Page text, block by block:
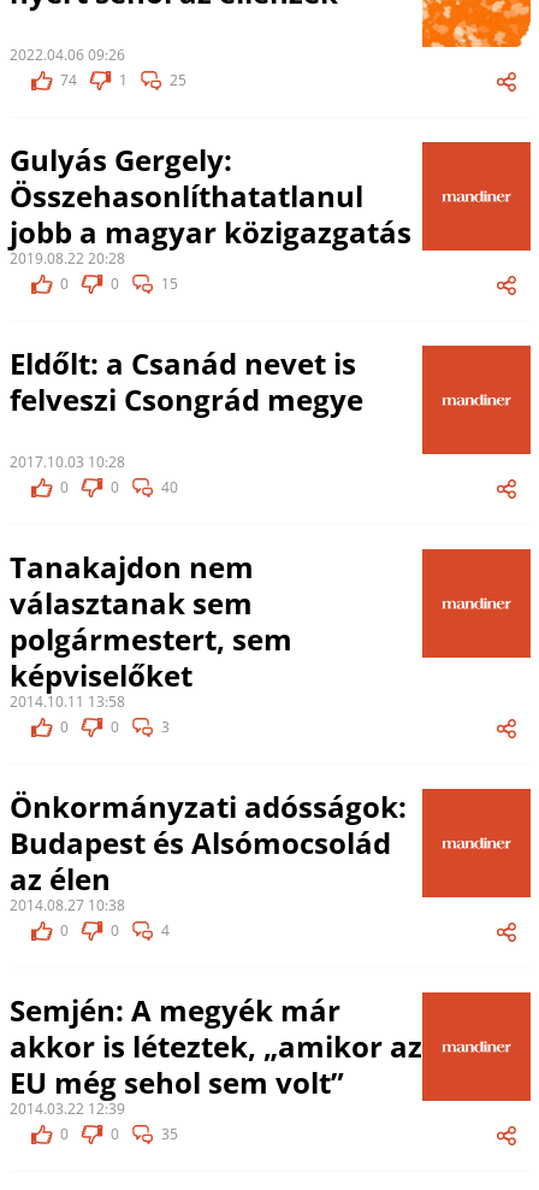
2022.04.06 09:26
74
1 25
Gulyás Gergely:
Összehasonlíthatatlanul
jobb a magyar közigazgatás
2019.08.22 20:28
0
0 15
Eldőlt: a Csanád nevet is
felveszi Csongrád megye
2017.10.03 10:28
0
0 40
Tanakajdon nem
választanak sem
polgármestert, sem
képviselőket
2014.10.11 13:58
0
0 3
Önkormányzati adósságok:
Budapest és Alsómocsolád
az élen
2014.08.27 10:38
0
0 4
Semjén: A megyék már
akkor is léteztek, „amikor az
EU még sehol sem volt”
2014.03.22 12:39
0
0 35